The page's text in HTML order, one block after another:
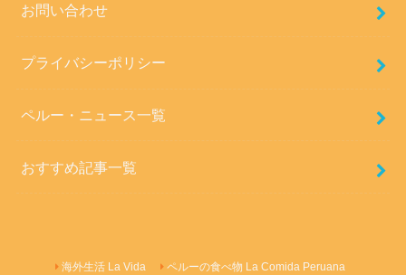
お問い合わせ
プライバシーポリシー
ペルー・ニュース一覧
おすすめ記事一覧
海外生活 La Vida ペルーの食べ物 La Comida Peruana